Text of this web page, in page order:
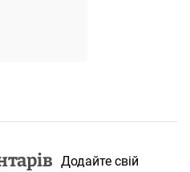
Додайте свій